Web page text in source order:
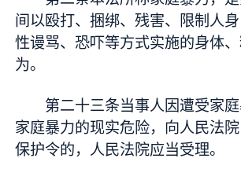
间以殴打、捆绑、残害、限制人
性谩骂、恐吓等方式实施的身体
为。
第二十三条当事人因遭受家
家庭暴力的现实危险，向人民法
保护令的，人民法院应当受理。